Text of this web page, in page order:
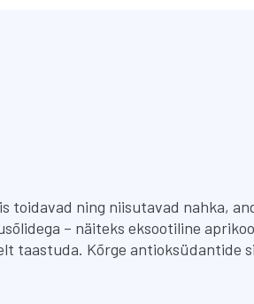
toidavad ning niisutavad nahka,
– näiteks eksootiline
taastuda. Kõrge antioksüdantide